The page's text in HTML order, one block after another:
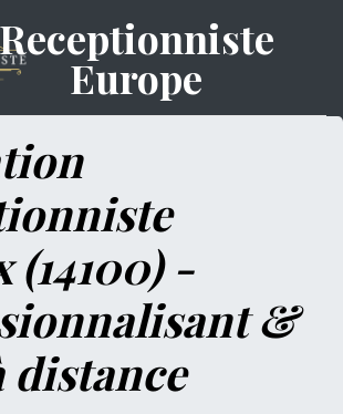
Europe
(14100) -
&
distance